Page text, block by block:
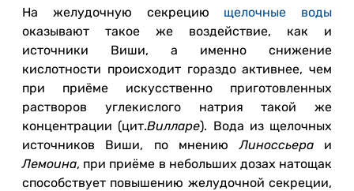
На желудочную секрецию щелочные воды
оказывают такое же воздействие, как и
источники Виши, а именно снижение
кислотности происходит гораздо активнее, чем
при приёме искусственно приготовленных
растворов углекислого натрия такой же
концентрации (цит.Вилларе). Вода из щелочных
источников Виши, по мнениюЛиноссьераи
Лемоина, при приёме в небольших дозах натощак
способствует повышению желудочной секреции,